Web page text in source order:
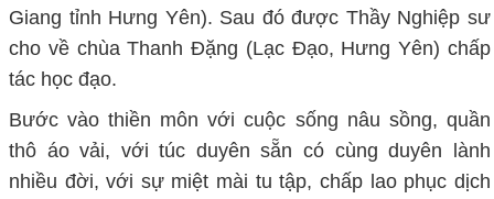
Giang tỉnh Hưng Yên). Sau đó được Thầy Nghiệp sư
cho về chùa Thanh Đặng (Lạc Đạo, Hưng Yên) chấp
tác học đạo.
Bước vào thiền môn với cuộc sống nâu sồng, quần
thô áo vải, với túc duyên sẵn có cùng duyên lành
nhiều đời, với sự miệt mài tu tập, chấp lao phục dịch